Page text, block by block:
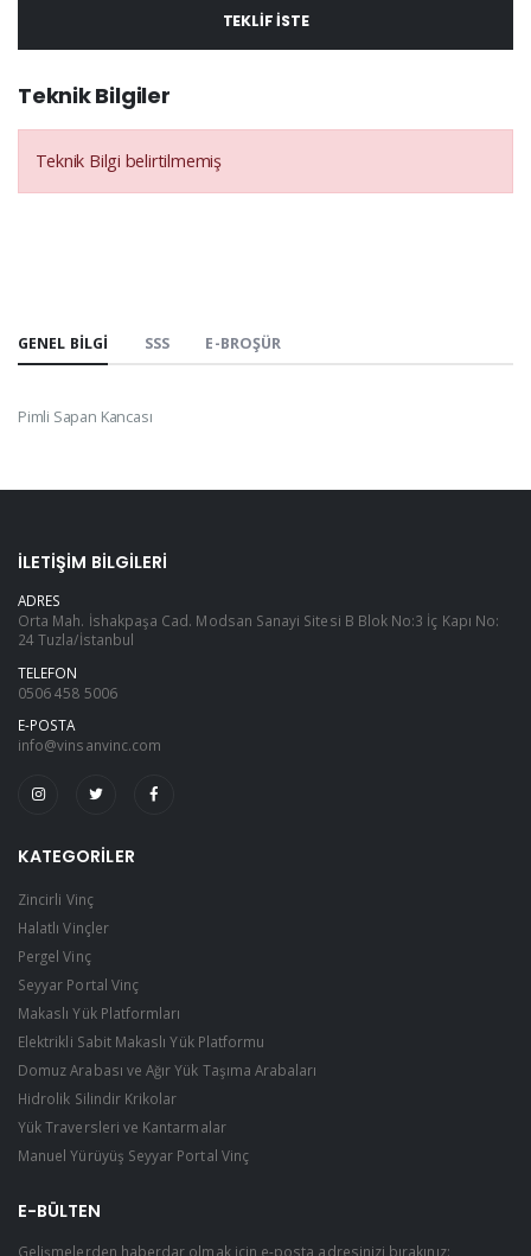
TEKLIF ISTE
Teknik Bilgiler
Teknik Bilgi belirtilmemiş
GENEL BILGI SSS E-BROŞÜR
Pimli Sapan Kancası
İLETIŞIM BILGILERI
ADRES
Orta Mah. İshakpaşa Cad. Modsan Sanayi Sitesi B Blok No:3 İç Kapı No:
24 Tuzla/İstanbul
TELEFON
0506 458 5006
E-POSTA
info@vinsanvinc.com
KATEGORILER
Zincirli Vinç
Halatlı Vinçler
Pergel Vinç
Seyyar Portal Vinç
Makaslı Yük Platformları
Elektrikli Sabit Makaslı Yük Platformu
Domuz Arabası ve Ağır Yük Taşıma Arabaları
Hidrolik Silindir Krikolar
Yük Traversleri ve Kantarmalar
Manuel Yürüyüş Seyyar Portal Vinç
E-BÜLTEN
Gelişmelerden haberdar olmak için e-posta adresinizi bırakınız: